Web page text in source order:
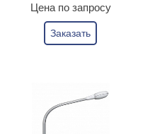
Цена по запросу
Заказать